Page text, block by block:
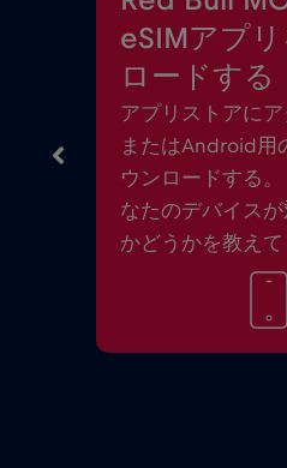
eSIMアプ
ロードする
アプリストアに
またはAndroid用
ウンロードする
なたのデバイス
かどうかを教えて